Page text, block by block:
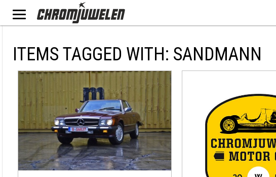
ITEMS TAGGED WITH: SANDMANN